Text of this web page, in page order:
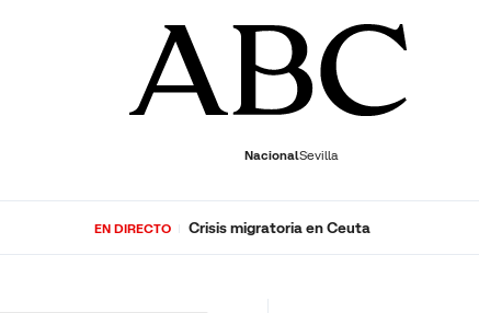
NacionalSevilla
ECONOMÍADEPORTES SOCIEDADCULTURAGENTEPLAY
EN DIRECTO Crisis migratoria en Ceuta